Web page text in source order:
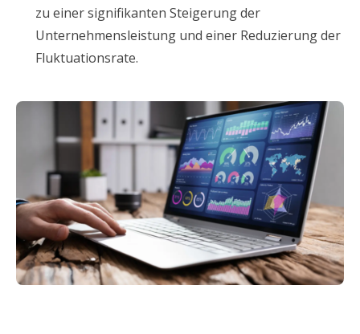
zu einer signifikanten Steigerung der
Unternehmensleistung und einer Reduzierung der
Fluktuationsrate.